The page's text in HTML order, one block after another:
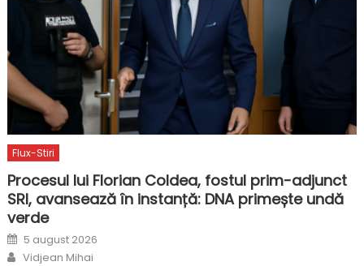
Flux-Stiri
Procesul lui Florian Coldea, fostul prim-adjunct
SRI, avansează în instanță: DNA primește undă
verde
Posted
on
5 august 2026
Author
Vidjean Mihai